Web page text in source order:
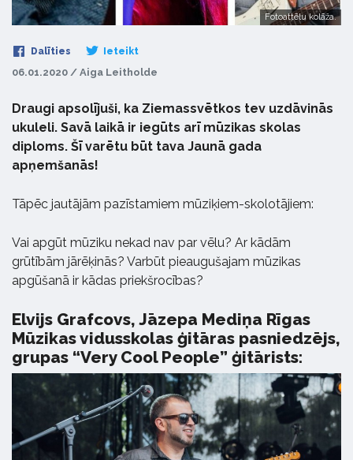
Fotoattēlu kolāža.
Dalīties Ieteikt
06.01.2020 / Aiga Leitholde
Draugi apsolījuši, ka Ziemassvētkos tev uzdāvinās
ukuleli. Savā laikā ir iegūts arī mūzikas skolas
diploms. Šī varētu būt tava Jaunā gada
apņemšanās!
Tāpēc jautājām pazīstamiem mūziķiem-skolotājiem:
Vai apgūt mūziku nekad nav par vēlu? Ar kādām
grūtībām jārēķinās? Varbūt pieaugušajam mūzikas
apgūšanā ir kādas priekšrocības?
Elvijs Grafcovs, Jāzepa Mediņa Rīgas
Mūzikas vidusskolas ģitāras pasniedzējs,
grupas “Very Cool People” ģitārists: